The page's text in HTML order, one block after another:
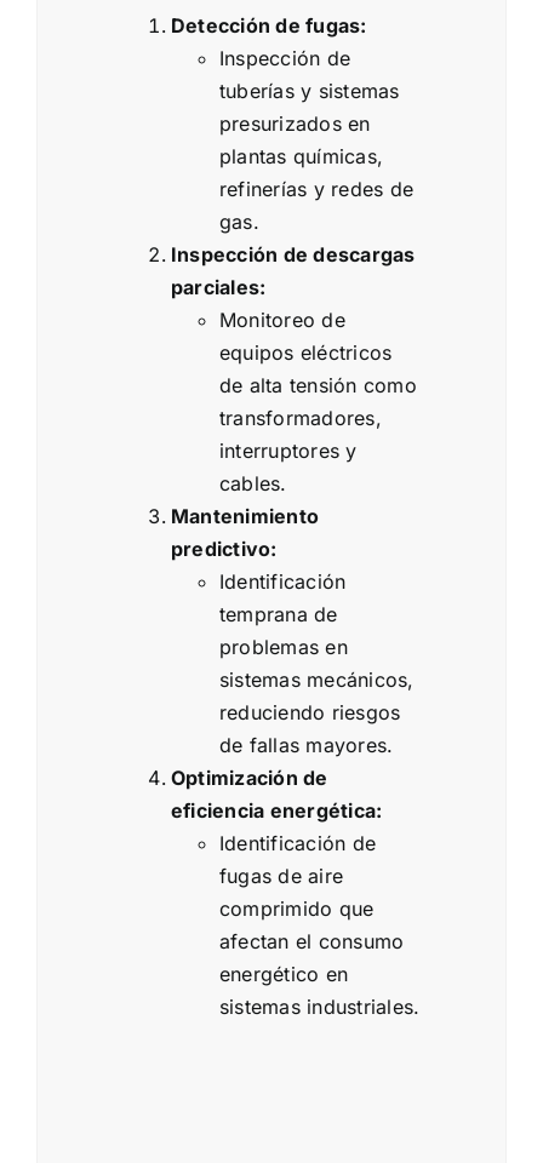
Detección de fugas:
Inspección de
tuberías y sistemas
presurizados en
plantas químicas,
refinerías y redes de
gas.
Inspección de descargas
parciales:
Monitoreo de
equipos eléctricos
de alta tensión como
transformadores,
interruptores y
cables.
Mantenimiento
predictivo:
Identificación
temprana de
problemas en
sistemas mecánicos,
reduciendo riesgos
de fallas mayores.
Optimización de
eficiencia energética:
Identificación de
fugas de aire
comprimido que
afectan el consumo
energético en
sistemas industriales.